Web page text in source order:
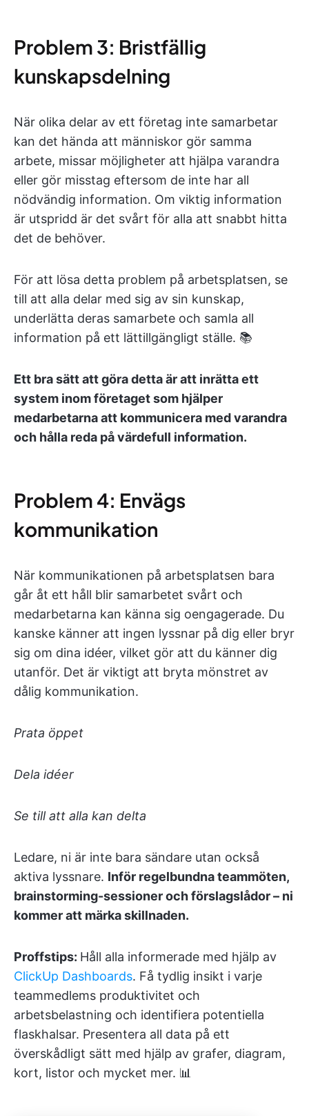
Problem 3: Bristfällig
kunskapsdelning
När olika delar av ett företag inte samarbetar
kan det hända att människor gör samma
arbete, missar möjligheter att hjälpa varandra
eller gör misstag eftersom de inte har all
nödvändig information. Om viktig information
är utspridd är det svårt för alla att snabbt hitta
det de behöver.
För att lösa detta problem på arbetsplatsen, se
till att alla delar med sig av sin kunskap,
underlätta deras samarbete och samla all
information på ett lättillgängligt ställe. 📚
Ett bra sätt att göra detta är att inrätta ett
system inom företaget som hjälper
medarbetarna att kommunicera med varandra
och hålla reda på värdefull information.
Problem 4: Envägs
kommunikation
När kommunikationen på arbetsplatsen bara
går åt ett håll blir samarbetet svårt och
medarbetarna kan känna sig oengagerade. Du
kanske känner att ingen lyssnar på dig eller bryr
sig om dina idéer, vilket gör att du känner dig
utanför. Det är viktigt att bryta mönstret av
dålig kommunikation.
Prata öppet
Dela idéer
Se till att alla kan delta
Ledare, ni är inte bara sändare utan också
aktiva lyssnare. Inför regelbundna teammöten,
brainstorming-sessioner och förslagslådor – ni
kommer att märka skillnaden.
Proffstips: Håll alla informerade med hjälp av
ClickUp Dashboards. Få tydlig insikt i varje
teammedlems produktivitet och
arbetsbelastning och identifiera potentiella
flaskhalsar. Presentera all data på ett
överskådligt sätt med hjälp av grafer, diagram,
kort, listor och mycket mer. 📊